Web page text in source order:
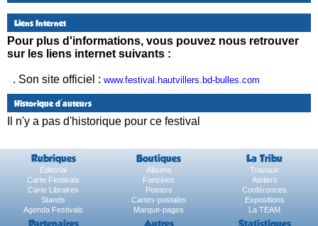
Liens Internet
Pour plus d'informations, vous pouvez nous retrouver
sur les liens internet suivants :
. Son site officiel : www.festival.hautvillers.bd-bulles.com
Historique d'auteurs
Il n'y a pas d'historique pour ce festival
Rubriques Boutiques La Tribu
Éditorial Albums
Travaux
Carte Festivals
Fanzines
Ateliers
Carte Libraires
Posters
Conférences
Stands
Cartes-postales
Expositions
Agenda Festivals
Marque-pages La TEAM